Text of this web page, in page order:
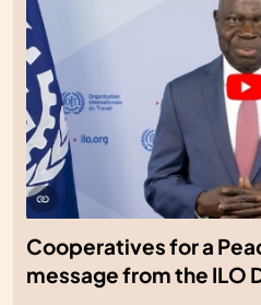
Cooperatives for a
message from the ILO